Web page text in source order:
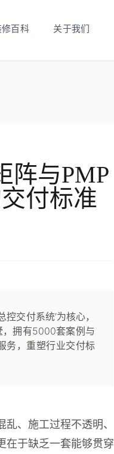
修百科 关于我们
阵与PMP
付标准
交付系统’为核心，
，拥有5000套案例与
务，重塑行业交付标
、施工过程不透明、
在于缺乏一套能够贯穿